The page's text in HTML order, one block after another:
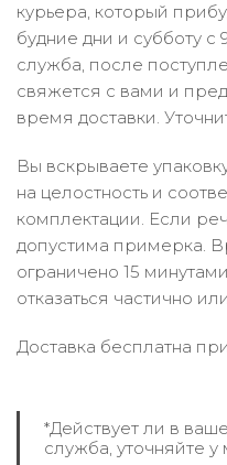
курьера, который
будние дни и субботу с
служба, после
свяжется с вами и
время доставки.
Вы вскрываете
на целостность и
комплектации. Если
допустима примерка.
ограничено 15
отказаться частично
Доставка бесплатна
*Действует ли в
служба, уточняйте